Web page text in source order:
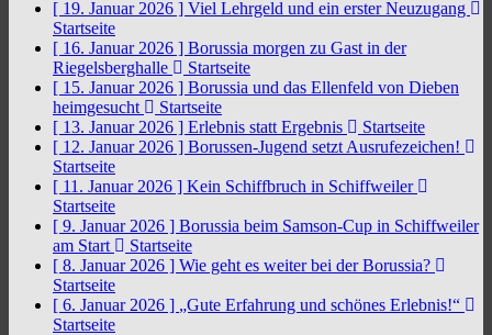
[ 19. Januar 2026 ] Viel Lehrgeld und ein erster Neuzugang
Startseite
[ 16. Januar 2026 ] Borussia morgen zu Gast in der
Riegelsberghalle
Startseite
[ 15. Januar 2026 ] Borussia und das Ellenfeld von Dieben
heimgesucht
Startseite
[ 13. Januar 2026 ] Erlebnis statt Ergebnis
Startseite
[ 12. Januar 2026 ] Borussen-Jugend setzt Ausrufezeichen!
Startseite
[ 11. Januar 2026 ] Kein Schiffbruch in Schiffweiler
Startseite
[ 9. Januar 2026 ] Borussia beim Samson-Cup in Schiffweiler
am Start
Startseite
[ 8. Januar 2026 ] Wie geht es weiter bei der Borussia?
Startseite
[ 6. Januar 2026 ] „Gute Erfahrung und schönes Erlebnis!“
Startseite